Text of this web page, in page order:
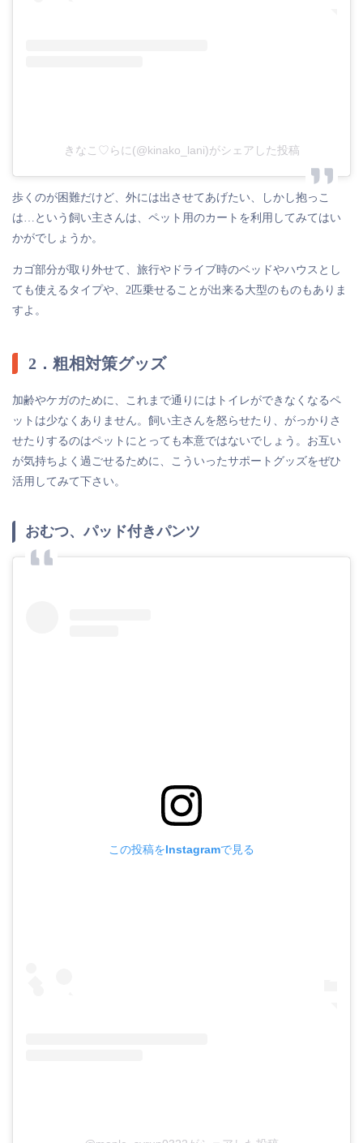
きなこ♡らに(@kinako_lani)がシェアした投稿
歩くのが困難だけど、外には出させてあげたい、しかし抱っこ
は…という飼い主さんは、ペット用のカートを利用してみてはい
かがでしょうか。
カゴ部分が取り外せて、旅行やドライブ時のベッドやハウスとし
ても使えるタイプや、2匹乗せることが出来る大型のものもありま
すよ。
2．粗相対策グッズ
加齢やケガのために、これまで通りにはトイレができなくなるペ
ットは少なくありません。飼い主さんを怒らせたり、がっかりさ
せたりするのはペットにとっても本意ではないでしょう。お互い
が気持ちよく過ごせるために、こういったサポートグッズをぜひ
活用してみて下さい。
おむつ、パッド付きパンツ
この投稿をInstagramで見る